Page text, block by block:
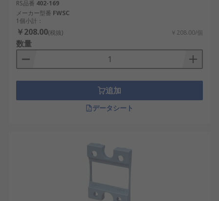
RS品番 402-169
メーカー型番 FWSC
1個小計：
￥208.00(税抜) ￥208.00/個
数量
追加
データシート